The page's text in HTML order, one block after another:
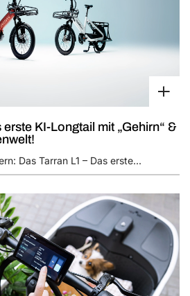
erste KI-Longtail mit „Gehirn“ &
Das Tarran L1 – Das erste...